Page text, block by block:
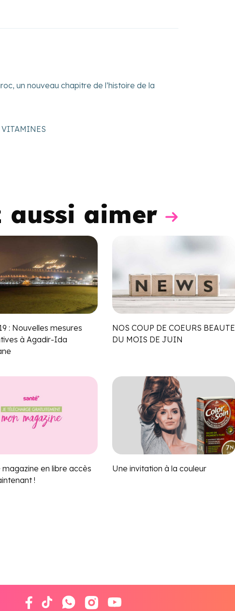
un nouveau chapitre de l’histoire de la
VITAMINES
aussi aimer
: Nouvelles mesures
à Agadir-Ida
NOS COUP DE COEURS BEAUTE
DU MOIS DE JUIN
magazine en libre accès
!
Une invitation à la couleur